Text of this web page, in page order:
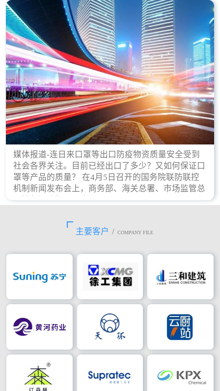
实一个企业的合法，有质量保证了？这就是ISO9001
认证体现价值的时候，那么键锋小编就来细说下企业
做ISO9001认证的根本原因。
媒体报道-连日来口罩等出口防疫物资质量安全受到
社会各界关注。目前已经出口了多少？又如何保证口
罩等产品的质量？ 在4月5日召开的国务院联防联控
机制新闻发布会上，商务部、海关总署、市场监管总
局等部门进行了回应。
主要客户 / COMPANY FILE